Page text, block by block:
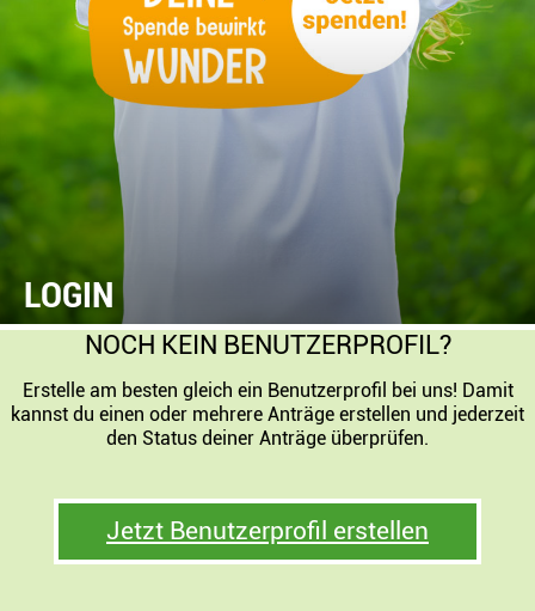
LOGIN
NOCH KEIN BENUTZERPROFIL?
Erstelle am besten gleich ein Benutzerprofil bei uns! Damit
kannst du einen oder mehrere Anträge erstellen und jederzeit
den Status deiner Anträge überprüfen.
Jetzt Benutzerprofil erstellen